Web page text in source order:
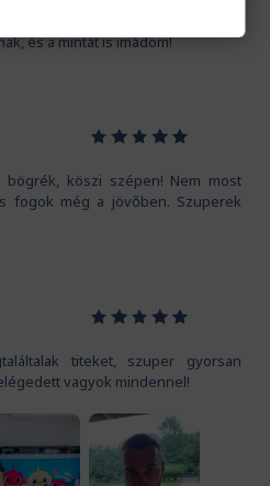
és a mintát is imádom!
12345
bögrék, köszi szépen! Nem most
fogok még a jövőben. Szuperek
12345
titeket, szuper gyorsan
vagyok mindennel!